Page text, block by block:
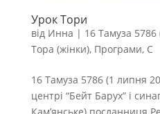
Урок Тори
від Инна | 16 Тамуза
Тора (жінки), Програми, С
16 Тамуза 5786 (1 липня
центрі “Бейт Барух” і